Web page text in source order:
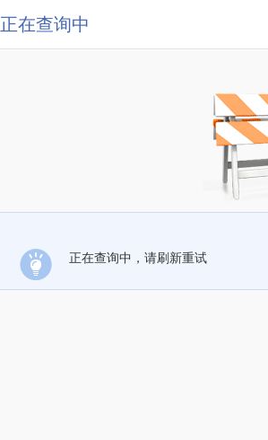
正在查询中
正在查询中，请刷新重试